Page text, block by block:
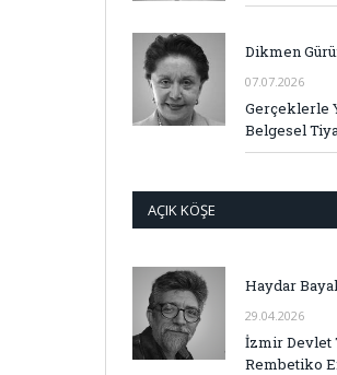
Dikmen
07.07.2026
Gerçeklerle
Belgesel
AÇIK KÖŞE
Haydar
29.04.2026
İzmir Devlet
Rembetiko